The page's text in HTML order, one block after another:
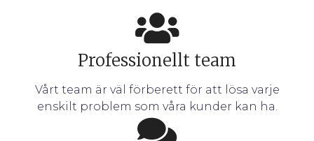
Professionellt team
Vårt team är väl förberett för att lösa varje
enskilt problem som våra kunder kan ha.